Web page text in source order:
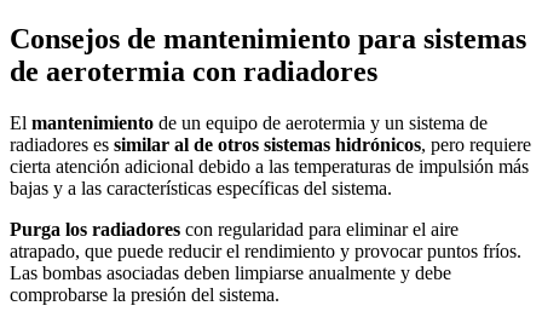
Consejos de mantenimiento para sistemas
de aerotermia con radiadores
El mantenimiento de un equipo de aerotermia y un sistema de
radiadores es similar al de otros sistemas hidrónicos, pero requiere
cierta atención adicional debido a las temperaturas de impulsión más
bajas y a las características específicas del sistema.
Purga los radiadores con regularidad para eliminar el aire
atrapado, que puede reducir el rendimiento y provocar puntos fríos.
Las bombas asociadas deben limpiarse anualmente y debe
comprobarse la presión del sistema.